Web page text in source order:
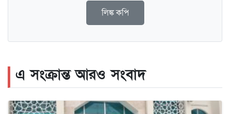
লিঙ্ক কপি
এ সংক্রান্ত আরও সংবাদ